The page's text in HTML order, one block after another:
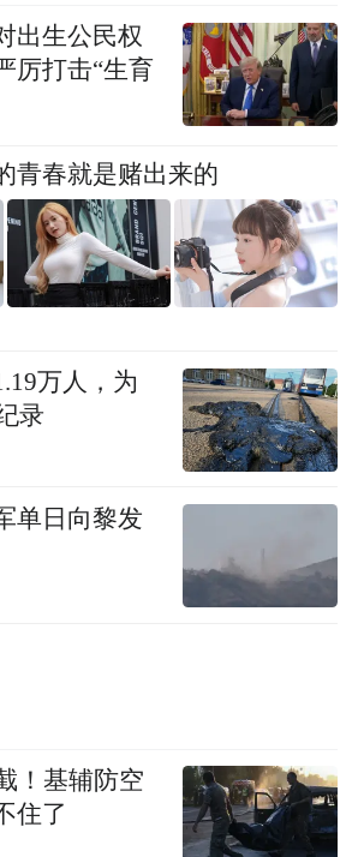
制充电宝，1000台B.Duck定
场景，随时随地让手机来
出生公民权
厉打击“生育
青春就是赌出来的
万人，为
录
单日向黎发
！基辅防空
住了